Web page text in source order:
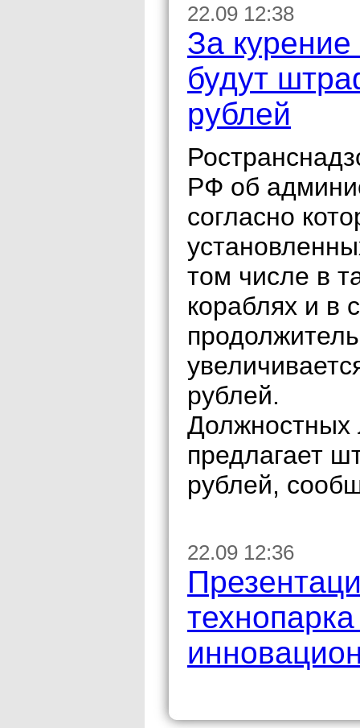
22.09 12:38
За
будут
рублей
РФ об
согласно
том числе в
кораблях и в
рублей.
Должностных
предлагает
рублей,
22.09 12:36